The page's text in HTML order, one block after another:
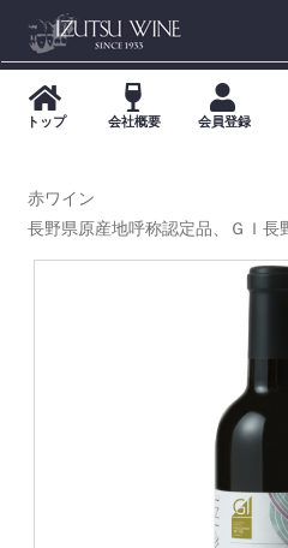
赤ワイン
長野県原産地呼称認定品、ＧＩ長